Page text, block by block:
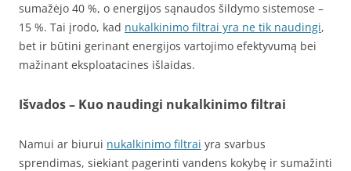
sumažėjo 40 %, o energijos sąnaudos šildymo sistemose –
15 %. Tai įrodo, kad nukalkinimo filtrai yra ne tik naudingi,
bet ir būtini gerinant energijos vartojimo efektyvumą bei
mažinant eksploatacines išlaidas.
Išvados – Kuo naudingi nukalkinimo filtrai
Namui ar biurui nukalkinimo filtrai yra svarbus
sprendimas, siekiant pagerinti vandens kokybę ir sumažinti